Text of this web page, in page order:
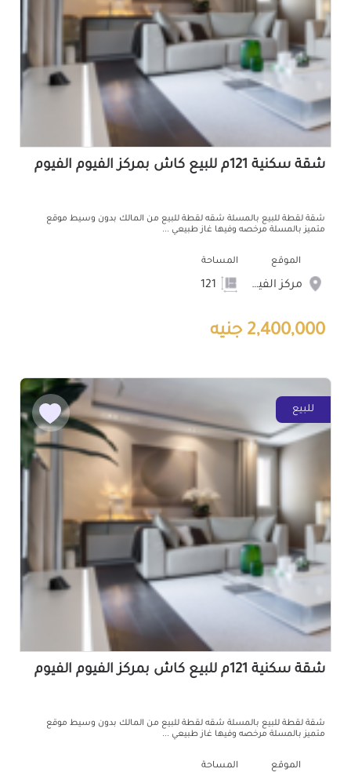
شقة سكنية 121م للبيع كاش بمركز الفيوم الفيوم
شقة لقطة للبيع بالمسلة شقه لقطة للبيع من المالك بدون وسيط موقع
متميز بالمسلة مرخصه وفيها غاز طبيعي ...
الموقع
مركز الفيوم
المساحة
2,400,000 جنيه
للبيع
شقة سكنية 121م للبيع كاش بمركز الفيوم الفيوم
شقة لقطة للبيع بالمسلة شقه لقطة للبيع من المالك بدون وسيط موقع
متميز بالمسلة مرخصه وفيها غاز طبيعي ...
الموقع المساحة